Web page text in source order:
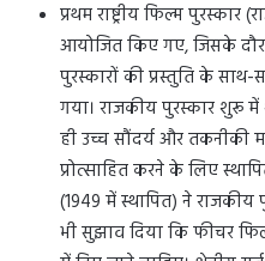
प्रथम राष्ट्रीय फिल्म पुरस्कार
आयोजित किए गए, जिसके
पुरस्कारों की प्रस्तुति के साथ-
गया। राजकीय पुरस्कार शुरू
ही उच्च सौंदर्य और तकनीकी
प्रोत्साहित करने के लिए
(1949 में स्थापित) ने
भी सुझाव दिया कि फीचर